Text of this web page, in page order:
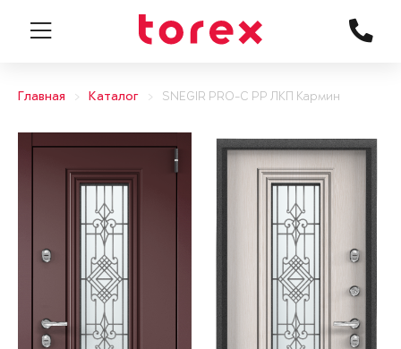
Главная Каталог SNEGIR PRO-C PP ЛКП Кармин